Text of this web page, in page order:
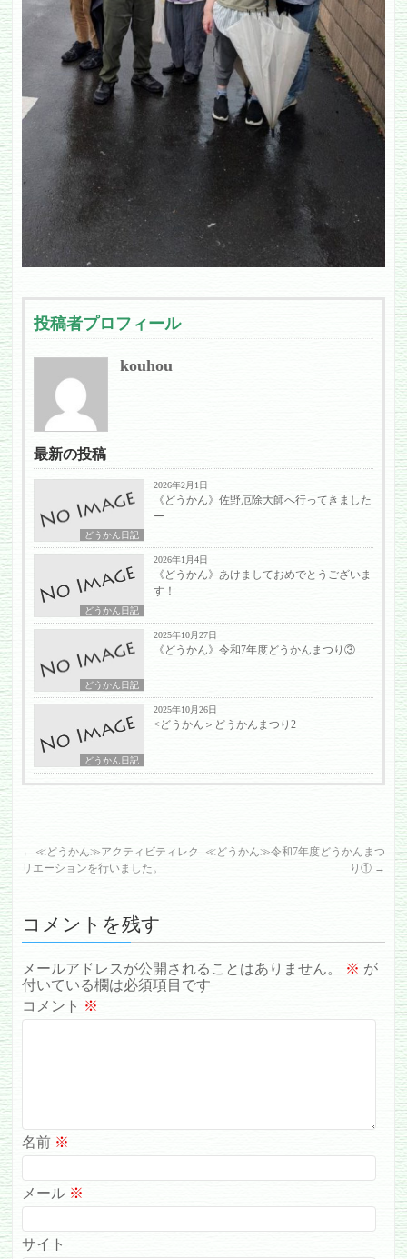
投稿者プロフィール
kouhou
最新の投稿
どうかん日記
2026年2月1日
《どうかん》佐野厄除大師へ行ってきました
ー
どうかん日記
2026年1月4日
《どうかん》あけましておめでとうございま
す！
どうかん日記
2025年10月27日
《どうかん》令和7年度どうかんまつり③
どうかん日記
2025年10月26日
<どうかん＞どうかんまつり2
← ≪どうかん≫アクティビティレク
リエーションを行いました。
≪どうかん≫令和7年度どうかんまつ
り① →
コメントを残す
メールアドレスが公開されることはありません。 ※ が
付いている欄は必須項目です
コメント ※
名前 ※
メール ※
サイト